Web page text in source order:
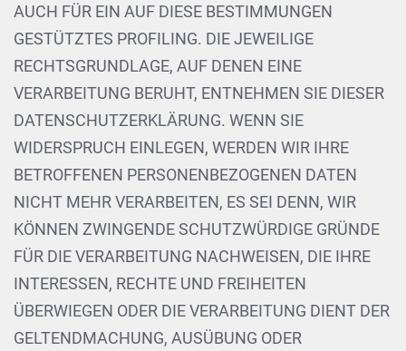
AUCH FÜR EIN AUF DIESE BESTIMMUNGEN
GESTÜTZTES PROFILING. DIE JEWEILIGE
RECHTSGRUNDLAGE, AUF DENEN EINE
VERARBEITUNG BERUHT, ENTNEHMEN SIE DIESER
DATENSCHUTZERKLÄRUNG. WENN SIE
WIDERSPRUCH EINLEGEN, WERDEN WIR IHRE
BETROFFENEN PERSONENBEZOGENEN DATEN
NICHT MEHR VERARBEITEN, ES SEI DENN, WIR
KÖNNEN ZWINGENDE SCHUTZWÜRDIGE GRÜNDE
FÜR DIE VERARBEITUNG NACHWEISEN, DIE IHRE
INTERESSEN, RECHTE UND FREIHEITEN
ÜBERWIEGEN ODER DIE VERARBEITUNG DIENT DER
GELTENDMACHUNG, AUSÜBUNG ODER